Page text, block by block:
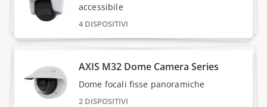
4 DISPOSITIVI
accessibile
AXIS M32 Dome Camera Series
2 DISPOSITIVI
Dome focali fisse panoramiche